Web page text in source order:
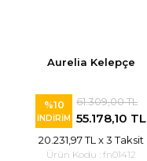
Aurelia Kelepçe
%10
İNDİRİM
61.309,00 TL
55.178,10 TL
20.231,97 TL x 3 Taksit
Ürün Kodu : fn01412